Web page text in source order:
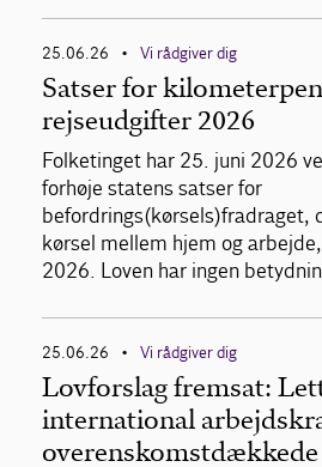
25.06.26 • Vi rådgiver dig
Satser for
rejseudgifter 2026
Folketinget har 25. juni 2026
forhøje statens satser for
befordrings(kørsels)fradraget,
kørsel mellem hjem og
2026. Loven har ingen
25.06.26 • Vi rådgiver dig
Lovforslag fremsat:
international